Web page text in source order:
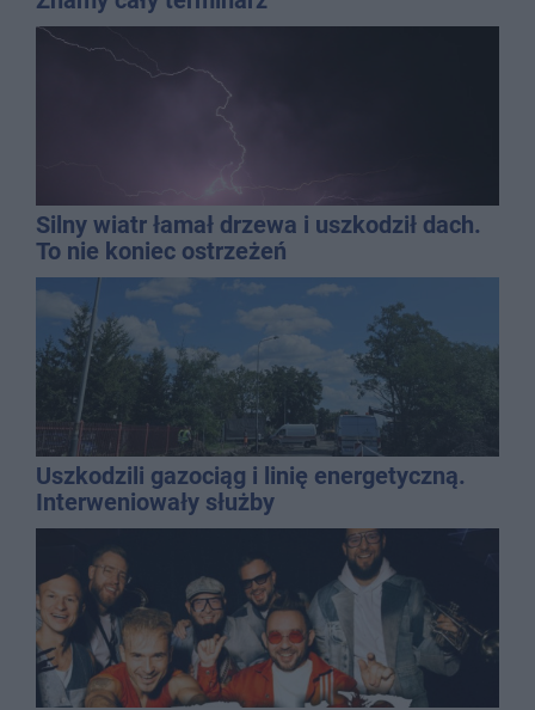
Silny wiatr łamał drzewa i uszkodził dach.
To nie koniec ostrzeżeń
Uszkodzili gazociąg i linię energetyczną.
Interweniowały służby